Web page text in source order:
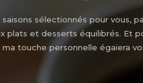
sélectionnés pour vous,
plats et desserts équilibrés. Et
ma touche personnelle égaiera